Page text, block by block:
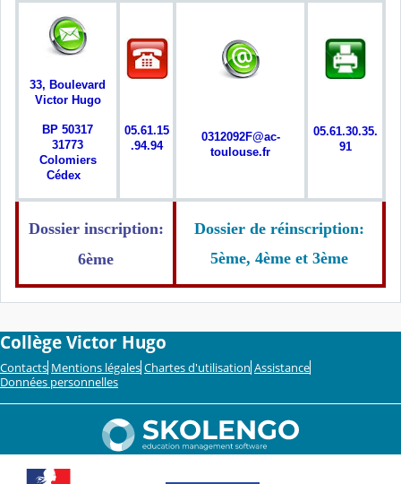
33, Boulevard
Victor Hugo
BP 50317
31773
Colomiers
Cédex
05.61.15
.94.94
0312092F@ac-
toulouse.fr
05.61.30.35.
91
Dossier inscription:
6ème
Dossier de réinscription:
5ème, 4ème et 3ème
Collège Victor Hugo
Contacts Mentions légales Chartes d'utilisation Assistance
Données personnelles